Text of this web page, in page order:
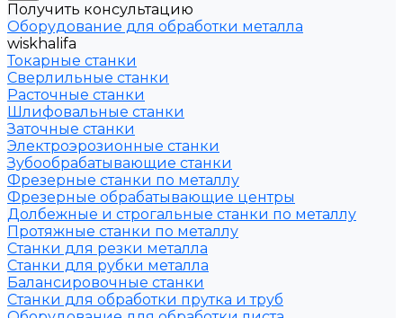
Получить консультацию
Оборудование для обработки металла
wiskhalifa
Токарные станки
Сверлильные станки
Расточные станки
Шлифовальные станки
Заточные станки
Электроэрозионные станки
Зубообрабатывающие станки
Фрезерные станки по металлу
Фрезерные обрабатывающие центры
Долбежные и строгальные станки по металлу
Протяжные станки по металлу
Станки для резки металла
Станки для рубки металла
Балансировочные станки
Станки для обработки прутка и труб